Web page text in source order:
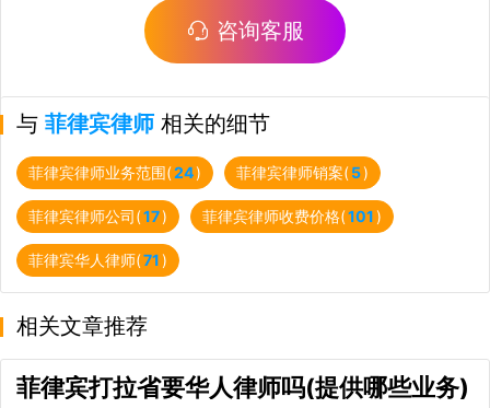
咨询客服
与 菲律宾律师 相关的细节
菲律宾律师业务范围(24) 菲律宾律师销案(5)
菲律宾律师公司(17) 菲律宾律师收费价格(101)
菲律宾华人律师(71)
相关文章推荐
菲律宾打拉省要华人律师吗(提供哪些业务)